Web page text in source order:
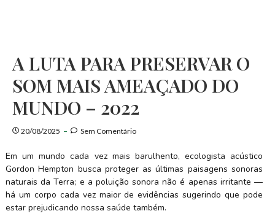
A LUTA PARA PRESERVAR O
SOM MAIS AMEAÇADO DO
MUNDO – 2022
20/08/2025 Sem Comentário
Em um mundo cada vez mais barulhento, ecologista acústico
Gordon Hempton busca proteger as últimas paisagens sonoras
naturais da Terra; e a poluição sonora não é apenas irritante —
há um corpo cada vez maior de evidências sugerindo que pode
estar prejudicando nossa saúde também.